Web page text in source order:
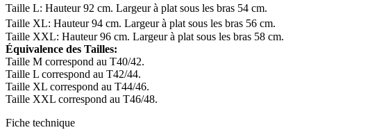
Taille L: Hauteur 92 cm. Largeur à plat sous les bras 54 cm.
Taille XL: Hauteur 94 cm. Largeur à plat sous les bras 56 cm.
Taille XXL: Hauteur 96 cm. Largeur à plat sous les bras 58 cm.
Équivalence des Tailles:
Taille M correspond au T40/42.
Taille L correspond au T42/44.
Taille XL correspond au T44/46.
Taille XXL correspond au T46/48.
Fiche technique